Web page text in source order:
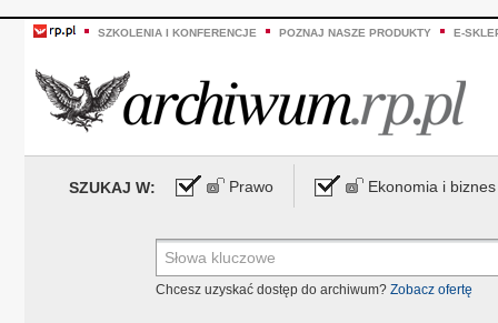
SZKOLENIA I KONFERENCJE POZNAJ NASZE PRODUKTY E-
SZUKAJ W: Prawo Ekonomia i biznes
Chcesz uzyskać dostęp do archiwum? Zobacz ofertę